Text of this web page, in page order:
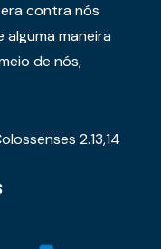
contra nós
alguma maneira
de nós,
2.13,14